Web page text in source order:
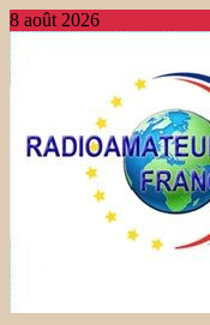
8 août 2026